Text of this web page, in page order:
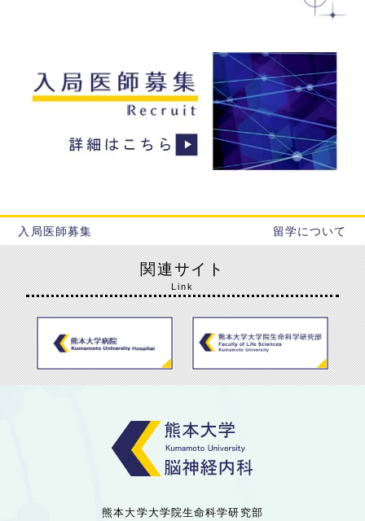
入局医師募集 留学について
関連サイト
Link
熊本大学大学院生命科学研究部